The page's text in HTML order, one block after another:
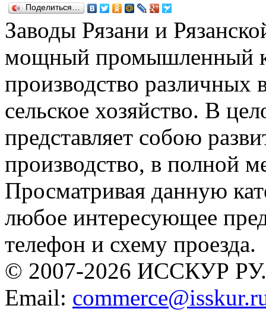
Поделиться…
Заводы Рязани и
мощный промышленный
производство различных
сельское хозяйство. В
представляет собою
производство, в полной
Просматривая данную
любое интересующее
телефон и схему проезда.
© 2007-2026 ИССКУР РУ.
Email: